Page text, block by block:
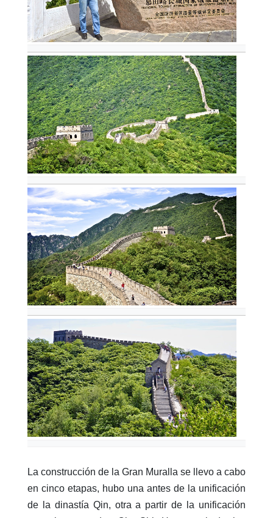
La construcción de la Gran Muralla se llevo a cabo
en cinco etapas, hubo una antes de la unificación
de la dinastía Qin, otra a partir de la unificación